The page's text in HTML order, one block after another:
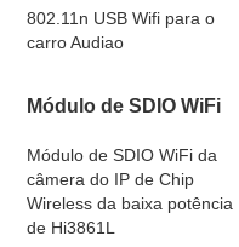
802.11n USB Wifi para o
carro Audiao
Módulo de SDIO WiFi
Módulo de SDIO WiFi da
câmera do IP de Chip
Wireless da baixa potência
de Hi3861L